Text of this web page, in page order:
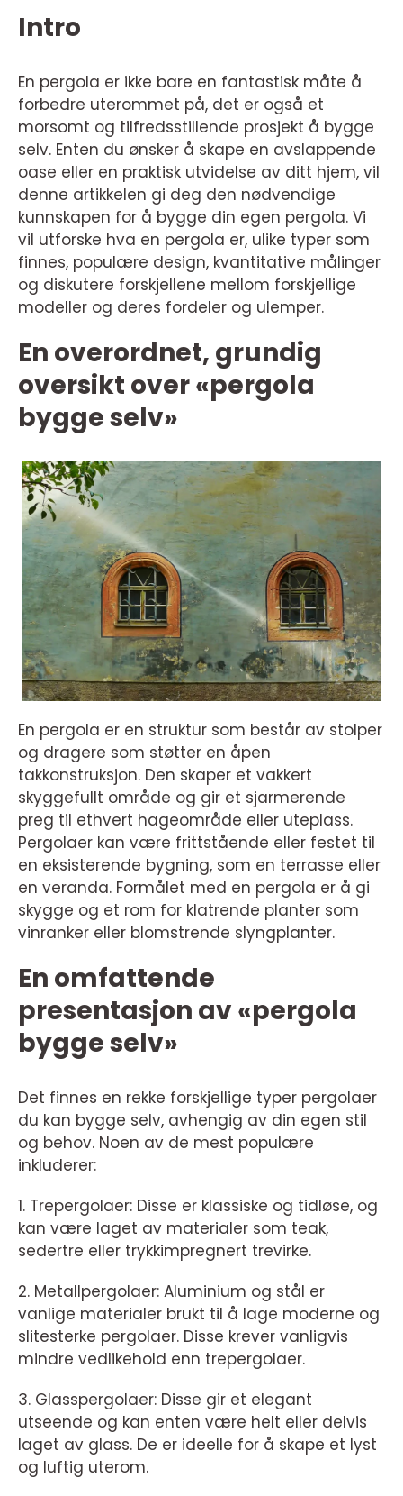
Intro
En pergola er ikke bare en fantastisk måte å
forbedre uterommet på, det er også et
morsomt og tilfredsstillende prosjekt å bygge
selv. Enten du ønsker å skape en avslappende
oase eller en praktisk utvidelse av ditt hjem, vil
denne artikkelen gi deg den nødvendige
kunnskapen for å bygge din egen pergola. Vi
vil utforske hva en pergola er, ulike typer som
finnes, populære design, kvantitative målinger
og diskutere forskjellene mellom forskjellige
modeller og deres fordeler og ulemper.
En overordnet, grundig
oversikt over «pergola
bygge selv»
En pergola er en struktur som består av stolper
og dragere som støtter en åpen
takkonstruksjon. Den skaper et vakkert
skyggefullt område og gir et sjarmerende
preg til ethvert hageområde eller uteplass.
Pergolaer kan være frittstående eller festet til
en eksisterende bygning, som en terrasse eller
en veranda. Formålet med en pergola er å gi
skygge og et rom for klatrende planter som
vinranker eller blomstrende slyngplanter.
En omfattende
presentasjon av «pergola
bygge selv»
Det finnes en rekke forskjellige typer pergolaer
du kan bygge selv, avhengig av din egen stil
og behov. Noen av de mest populære
inkluderer:
1. Trepergolaer: Disse er klassiske og tidløse, og
kan være laget av materialer som teak,
sedertre eller trykkimpregnert trevirke.
2. Metallpergolaer: Aluminium og stål er
vanlige materialer brukt til å lage moderne og
slitesterke pergolaer. Disse krever vanligvis
mindre vedlikehold enn trepergolaer.
3. Glasspergolaer: Disse gir et elegant
utseende og kan enten være helt eller delvis
laget av glass. De er ideelle for å skape et lyst
og luftig uterom.